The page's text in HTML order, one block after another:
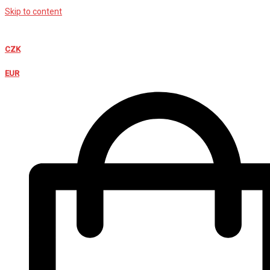
Skip to content
CZK
EUR